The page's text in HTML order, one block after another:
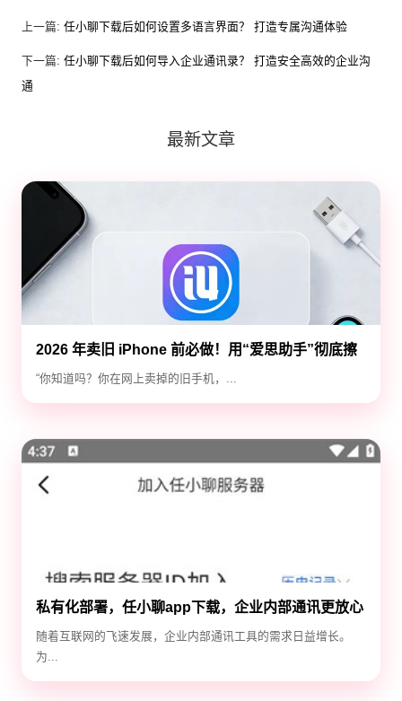
上一篇: 任小聊下载后如何设置多语言界面？ 打造专属沟通体验
下一篇: 任小聊下载后如何导入企业通讯录？ 打造安全高效的企业沟
通
最新文章
2026 年卖旧 iPhone 前必做！用“爱思助手”彻底擦
除隐私，防止数据泄露
“你知道吗？你在网上卖掉的旧手机，...
私有化部署，任小聊app下载，企业内部通讯更放心
随着互联网的飞速发展，企业内部通讯工具的需求日益增长。
为...